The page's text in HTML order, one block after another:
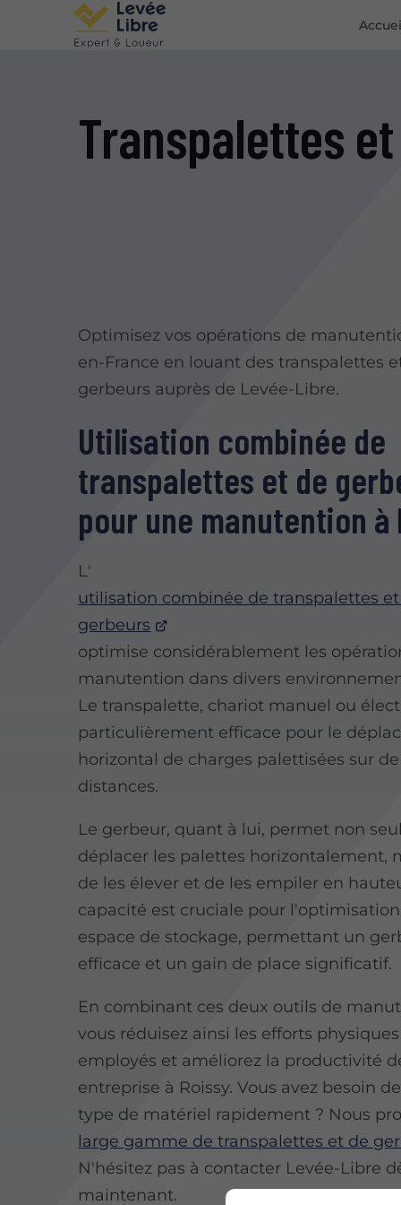
Transpalettes
Optimisez vos opérations de
en-France en louant des transpalettes
gerbeurs auprès de Levée-Libre.
Utilisation combinée de
transpalettes et de
pour une manutention à
L'
utilisation combinée de transpalettes
gerbeurs
optimise considérablement les
manutention dans divers
Le transpalette, chariot manuel ou
particulièrement efficace pour le
horizontal de charges palettisées sur
distances.
Le gerbeur, quant à lui, permet non
déplacer les palettes horizontalement,
de les élever et de les empiler en
capacité est cruciale pour
espace de stockage, permettant un
efficace et un gain de place significatif.
En combinant ces deux outils de
vous réduisez ainsi les efforts
employés et améliorez la productivité
entreprise à Roissy. Vous avez besoin
type de matériel rapidement ? Nous
large gamme de transpalettes et de
N'hésitez pas à contacter Levée-Libre
maintenant.